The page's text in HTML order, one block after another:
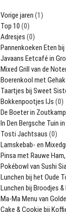
Vorige jaren (1)
Top 10 (0)
Adresjes (0)
Pannenkoeken Eten
Javaans Eetcafé in
Mixed Grill van de
Boerenkool met
Taartjes bij Sweet
Bokkenpootjes IJs (0)
De Boeter in Zoutkamp
In Den Bergsche Tuin
Tosti Jachtsaus (0)
Lamskebab- en
Pinsa met Rauwe
Pokébowl van Sushi
Lunchen bij het Oude
Lunchen bij Broodjes &
Ma-Ma Menu van
Cake & Cookie bij